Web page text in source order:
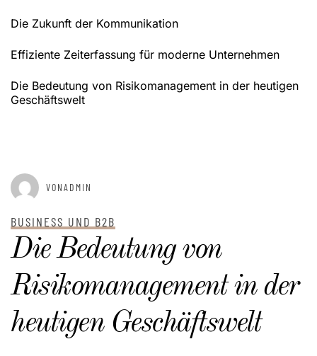
Die Zukunft der Kommunikation
Effiziente Zeiterfassung für moderne Unternehmen
Die Bedeutung von Risikomanagement in der heutigen
Geschäftswelt
GEPOSTET AM
VONADMIN
BUSINESS UND B2B
Die Bedeutung von
Risikomanagement in der
heutigen Geschäftswelt